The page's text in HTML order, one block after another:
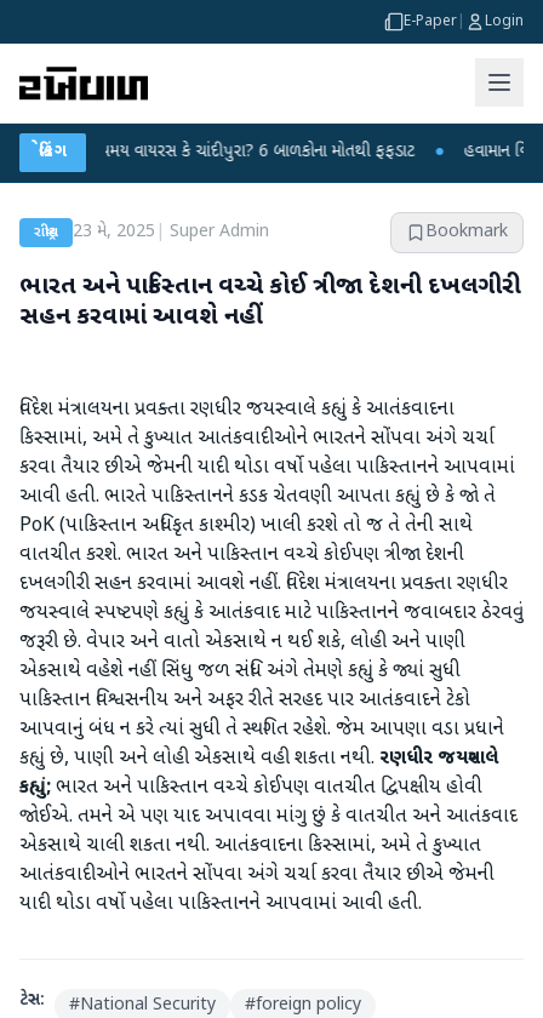
E-Paper Login
બ્રેકિંગ
રહસ્યમય વાયરસ કે ચાંદીપુરા? 6 બાળકોના મોતથી ફફડાટ ● હવામાન વિભાગે 18
રાષ્ટ્રીય 23 મે, 2025 Super Admin Bookmark
ભારત અને પાકિસ્તાન વચ્ચે કોઈ ત્રીજા દેશની દખલગીરી
સહન કરવામાં આવશે નહીં
વિદેશ મંત્રાલયના પ્રવક્તા રણધીર જયસ્વાલે કહ્યું કે આતંકવાદના
કિસ્સામાં, અમે તે કુખ્યાત આતંકવાદીઓને ભારતને સોંપવા અંગે ચર્ચા
કરવા તૈયાર છીએ જેમની યાદી થોડા વર્ષો પહેલા પાકિસ્તાનને આપવામાં
આવી હતી. ભારતે પાકિસ્તાનને કડક ચેતવણી આપતા કહ્યું છે કે જો તે
PoK (પાકિસ્તાન અધિકૃત કાશ્મીર) ખાલી કરશે તો જ તે તેની સાથે
વાતચીત કરશે. ભારત અને પાકિસ્તાન વચ્ચે કોઈપણ ત્રીજા દેશની
દખલગીરી સહન કરવામાં આવશે નહીં. વિદેશ મંત્રાલયના પ્રવક્તા રણધીર
જયસ્વાલે સ્પષ્ટપણે કહ્યું કે આતંકવાદ માટે પાકિસ્તાનને જવાબદાર ઠેરવવું
જરૂરી છે. વેપાર અને વાતો એકસાથે ન થઈ શકે, લોહી અને પાણી
એકસાથે વહેશે નહીં સિંધુ જળ સંધિ અંગે તેમણે કહ્યું કે જ્યાં સુધી
પાકિસ્તાન વિશ્વસનીય અને અફર રીતે સરહદ પાર આતંકવાદને ટેકો
આપવાનું બંધ ન કરે ત્યાં સુધી તે સ્થગિત રહેશે. જેમ આપણા વડા પ્રધાને
કહ્યું છે, પાણી અને લોહી એકસાથે વહી શકતા નથી. રણધીર જયસ્વાલે
કહ્યું;ભારત અને પાકિસ્તાન વચ્ચે કોઈપણ વાતચીત દ્વિપક્ષીય હોવી
જોઈએ. તમને એ પણ યાદ અપાવવા માંગુ છું કે વાતચીત અને આતંકવાદ
એકસાથે ચાલી શકતા નથી. આતંકવાદના કિસ્સામાં, અમે તે કુખ્યાત
આતંકવાદીઓને ભારતને સોંપવા અંગે ચર્ચા કરવા તૈયાર છીએ જેમની
યાદી થોડા વર્ષો પહેલા પાકિસ્તાનને આપવામાં આવી હતી.
ટેગ્સ: #National Security #foreign policy